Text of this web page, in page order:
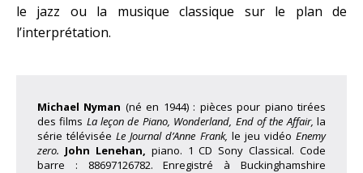
le jazz ou la musique classique sur le plan de
l’interprétation.
Michael Nyman (né en 1944) : pièces pour piano tirées
des films La leçon de Piano, Wonderland, End of the Affair,la
série téléviséeLe Journal d’Anne Frank, le jeu vidéoEnemy
zero. John Lenehan, piano. 1 CD Sony Classical. Code
barre : 88697126782. Enregistré à Buckinghamshire